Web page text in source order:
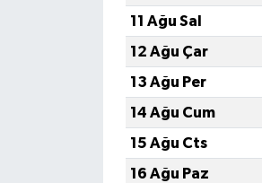
11 Ağu Sal
12 Ağu Çar
13 Ağu Per
14 Ağu Cum
15 Ağu Cts
16 Ağu Paz